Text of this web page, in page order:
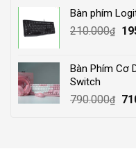
Bàn phím
210.000₫
Bàn Phím Cơ
Switch
790.000₫